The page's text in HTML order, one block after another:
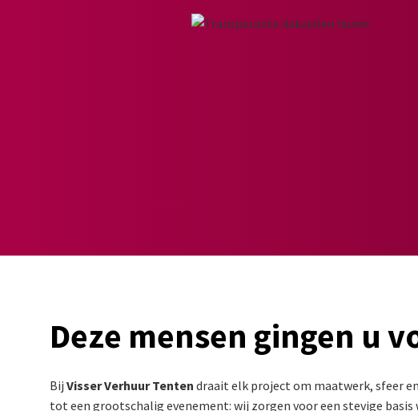
Deze mensen gingen u
Bij Visser Verhuur Tenten draait elk project om maatwerk, sfeer
tot een grootschalig evenement: wij zorgen voor een stevige